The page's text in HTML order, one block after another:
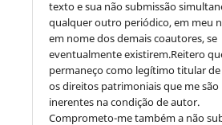
texto e sua não submissão
qualquer outro periódico, em meu
em nome dos demais coautores, se
eventualmente existirem.Reitero
permaneço como legítimo titular
os direitos patrimoniais que me são
inerentes na condição de autor.
Comprometo-me também a não